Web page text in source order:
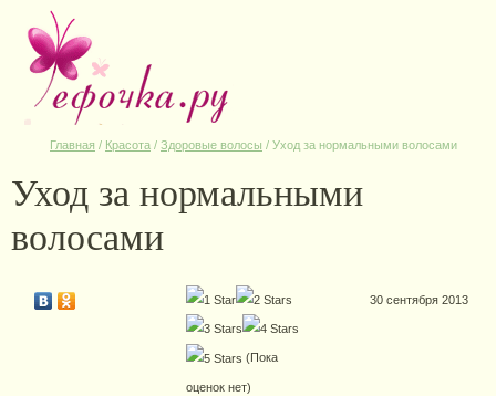
Главная / Красота / Здоровые волосы / Уход за нормальными волосами
Уход за нормальными
волосами
(Пока
оценок нет)
30 сентября 2013